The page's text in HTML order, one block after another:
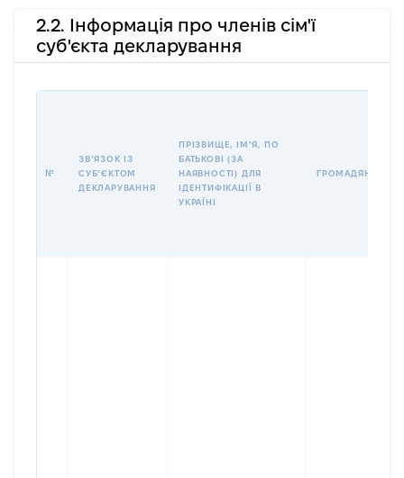
2.2. Інформація про членів сім'ї
суб'єкта декларування
№
ЗВʼЯЗОК ІЗ
СУБʼЄКТОМ
ДЕКЛАРУВАННЯ
ПРІЗВИЩЕ, ІМʼЯ, ПО
БАТЬКОВІ (ЗА
НАЯВНОСТІ) ДЛЯ
ІДЕНТИФІКАЦІЇ В
УКРАЇНІ
ГРОМАДЯНСТВО